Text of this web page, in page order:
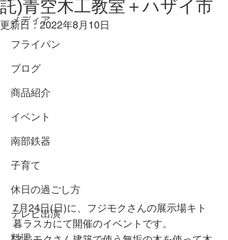
メディア
フライパン
ブログ
商品紹介
イベント
南部鉄器
子育て
休日の過ごし方
テレビ出演
託)青空木工教室＋ハザイ市
更新日： 2022年8月10日
7月24日(日)に、フジモクさんの展示場キト
暮ラスカにて開催のイベントです。